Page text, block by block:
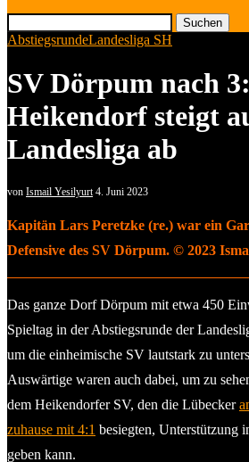
Suchen
AbstiegsrundeLandesliga SH
SV Dörpum nach
Heikendorf steigt
Landesliga ab
von Ismail Yesilyurt 4. Juni 2023
Kapitän Lars Peretzke (re.) war ein
Defensive des SV Dörpum. © 2023
Das ganze Dorf Dörpum mit etwa 450
Spieltag in der Abstiegsrunde der
um die einheimische SV lautstark zu
Auswärtige waren auch dabei, um zu
dem Heikendorfer SV, den die Lübecker
zuhause mit 4:1 besiegten, Unterstützung
geben kann.